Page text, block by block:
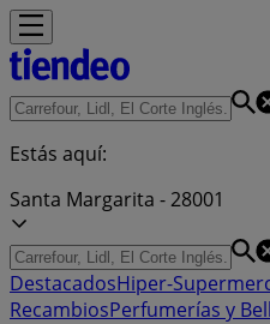
Estás aquí:
Santa Margarita - 28001
DestacadosHiper-
RecambiosPerfumerías y